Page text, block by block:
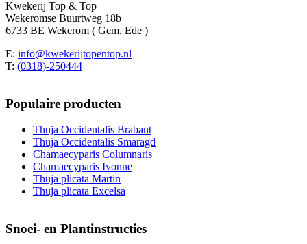
Kwekerij Top & Top
Wekeromse Buurtweg 18b
6733 BE Wekerom ( Gem. Ede )
E: info@kwekerijtopentop.nl
T: (0318)-250444
Populaire producten
Thuja Occidentalis Brabant
Thuja Occidentalis Smaragd
Chamaecyparis Columnaris
Chamaecyparis Ivonne
Thuja plicata Martin
Thuja plicata Excelsa
Snoei- en Plantinstructies